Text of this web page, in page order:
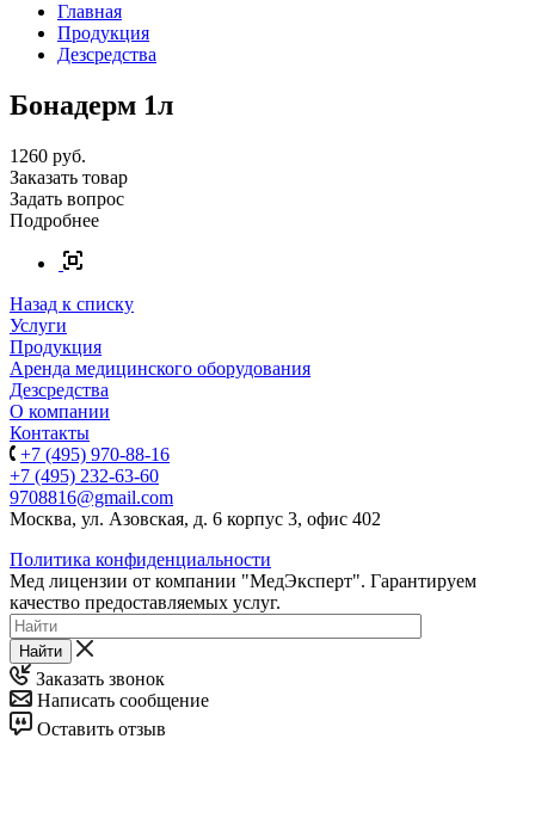
Главная
Продукция
Дезсредства
Бонадерм 1л
1260 руб.
Заказать товар
Задать вопрос
Подробнее
Назад к списку
Услуги
Продукция
Аренда медицинского оборудования
Дезсредства
О компании
Контакты
+7 (495) 970-88-16
+7 (495) 232-63-60
9708816@gmail.com
Москва, ул. Азовская, д. 6 корпус 3, офис 402
Политика конфиденциальности
Мед лицензии от компании "МедЭксперт". Гарантируем
качество предоставляемых услуг.
Найти
Заказать звонок
Написать сообщение
Оставить отзыв